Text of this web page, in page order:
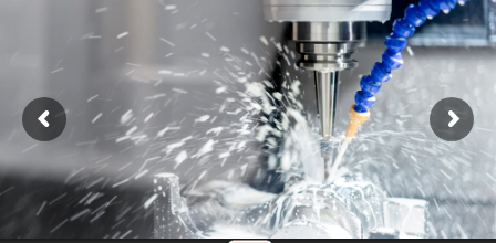
content